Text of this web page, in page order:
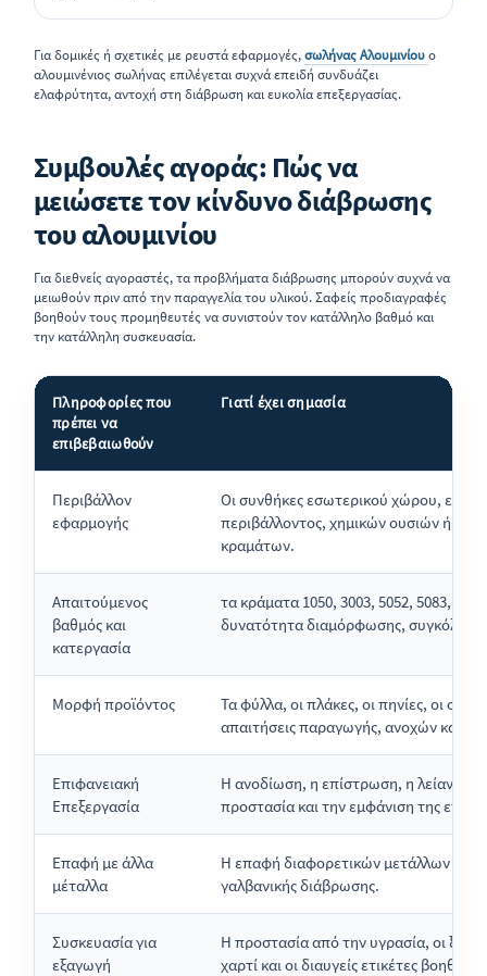
Για δομικές ή σχετικές με ρευστά εφαρμογές,σωλήνας Αλουμινίουο
αλουμινένιος σωλήνας επιλέγεται συχνά επειδή συνδυάζει
ελαφρύτητα, αντοχή στη διάβρωση και ευκολία επεξεργασίας.
Συμβουλές αγοράς: Πώς να
μειώσετε τον κίνδυνο διάβρωσης
του αλουμινίου
Για διεθνείς αγοραστές, τα προβλήματα διάβρωσης μπορούν συχνά να
μειωθούν πριν από την παραγγελία του υλικού. Σαφείς προδιαγραφές
βοηθούν τους προμηθευτές να συνιστούν τον κατάλληλο βαθμό και
την κατάλληλη συσκευασία.
Πληροφορίες που
πρέπει να
επιβεβαιωθούν
Γιατί έχει σημασία
Περιβάλλον
εφαρμογής
Οι συνθήκες εσωτερικού χώρου,
περιβάλλοντος, χημικών ουσιών ή
κραμάτων.
Απαιτούμενος
βαθμός και
κατεργασία
τα κράματα 1050, 3003, 5052, 5083,
δυνατότητα διαμόρφωσης,
Μορφή προϊόντος
Τα φύλλα, οι πλάκες, οι πηνίες, οι
απαιτήσεις παραγωγής, ανοχών και
Επιφανειακή
Επεξεργασία
Η ανοδίωση, η επίστρωση, η λείανση ή
προστασία και την εμφάνιση της
Επαφή με άλλα
μέταλλα
Η επαφή διαφορετικών μετάλλων σε
γαλβανικής διάβρωσης.
Συσκευασία για
εξαγωγή
Η προστασία από την υγρασία, οι
χαρτί και οι διαυγείς ετικέτες